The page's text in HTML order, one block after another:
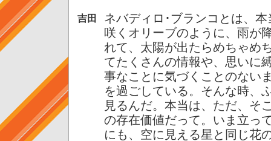
吉田
ネバディロ･ブランコとは、
咲くオリーブのように、雨が
れて、太陽が出たらめちゃめ
てたくさんの情報や、思いに
事なことに気づくことのない
を過ごしている。そんな時、
見るんだ。本当は、ただ、そ
の存在価値だって。いま立っ
にも、空に見える星と同じ花